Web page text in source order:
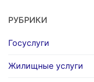
РУБРИКИ
Госуслуги
Жилищные услуги